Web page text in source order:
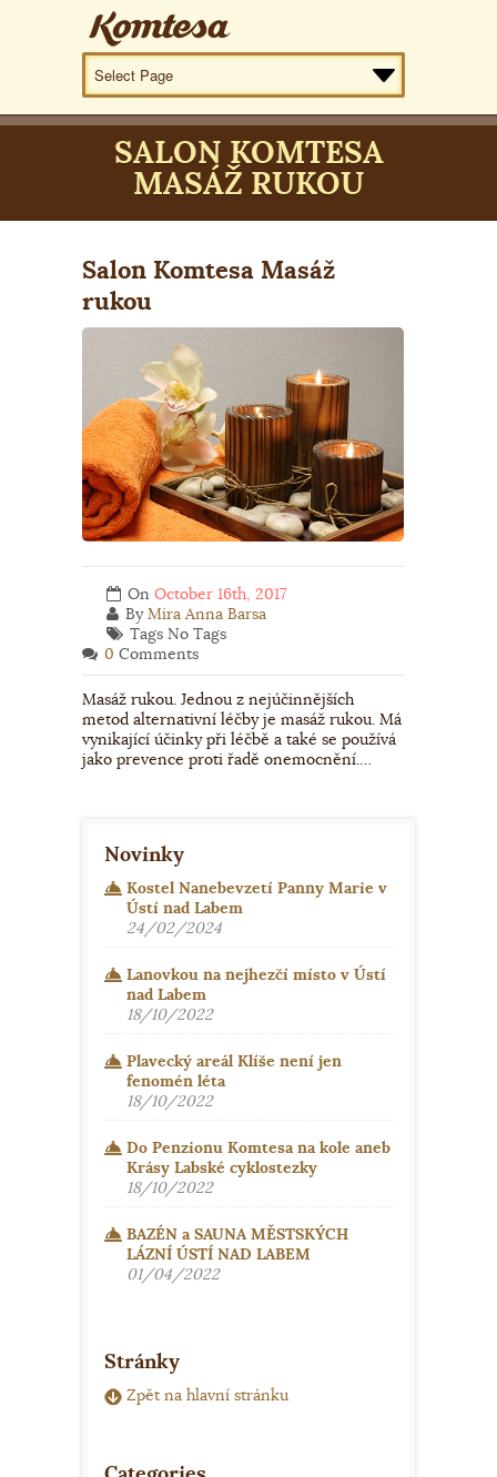
SALON KOMTESA
MASÁŽ RUKOU
Salon Komtesa Masáž
rukou
On October 16th, 2017
ByMira Anna Barsa
Tags No Tags
0 Comments
Masáž rukou. Jednou z nejúčinnějších
metod alternativní léčby je masáž rukou. Má
vynikající účinky při léčbě a také se používá
jako prevence proti řadě onemocnění.…
Novinky
Kostel Nanebevzetí Panny Marie v
Ústí nad Labem
24/02/2024
Lanovkou na nejhezčí místo v Ústí
nad Labem
18/10/2022
Plavecký areál Klíše není jen
fenomén léta
18/10/2022
Do Penzionu Komtesa na kole aneb
Krásy Labské cyklostezky
18/10/2022
BAZÉN a SAUNA MĚSTSKÝCH
LÁZNÍ ÚSTÍ NAD LABEM
01/04/2022
Stránky
Zpět na hlavní stránku